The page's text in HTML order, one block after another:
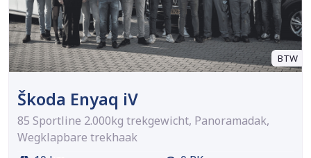
BTW
Škoda Enyaq iV
85 Sportline 2.000kg trekgewicht, Panoramadak,
Wegklapbare trekhaak